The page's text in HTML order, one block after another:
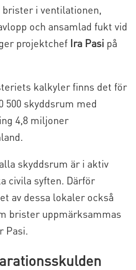
i ventilationen,
och ansamlad fukt vid
projektchef Ira Pasipå
kalkyler finns det för
500 skyddsrum med
4,8 miljoner
skyddsrum är i aktiv
civila syften. Därför
av dessa lokaler också
brister uppmärksammas
Pasi.